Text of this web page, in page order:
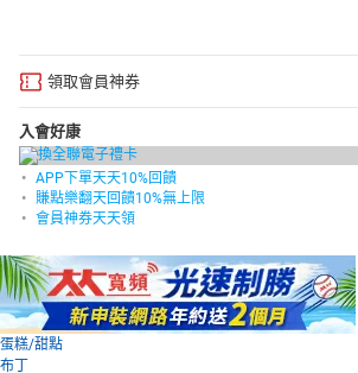
領取會員神券
入會好康
APP下單天天10%回饋
賺點樂翻天回饋10%無上限
會員神券天天領
蛋糕/甜點
布丁